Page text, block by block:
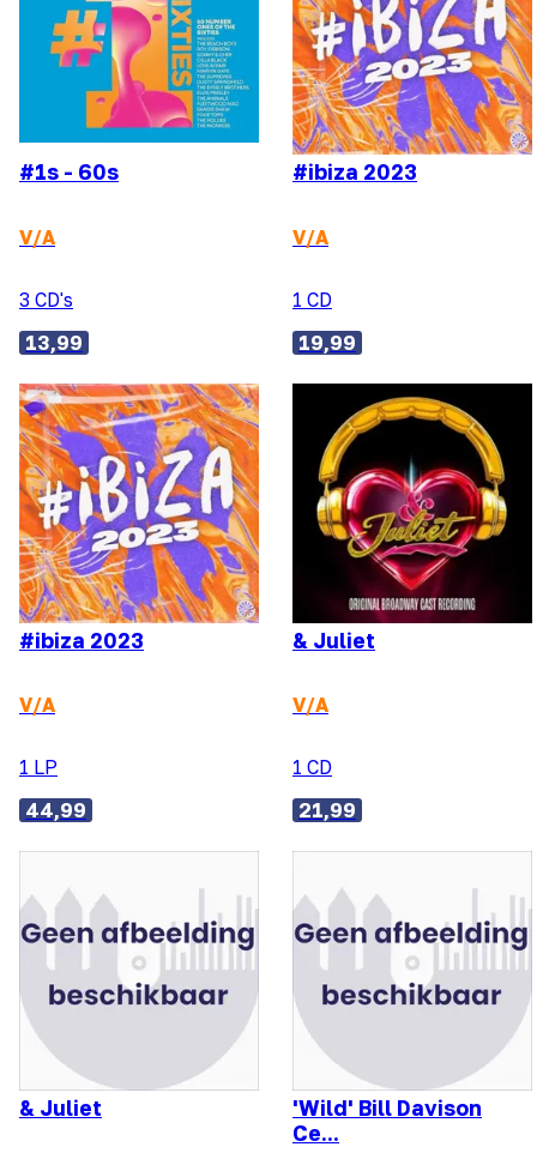
#1s - 60s
V/A
3 CD's
13,99
#ibiza 2023
V/A
1 CD
19,99
#ibiza 2023
V/A
1 LP
44,99
& Juliet
V/A
1 CD
21,99
& Juliet
'Wild' Bill Davison
Ce...